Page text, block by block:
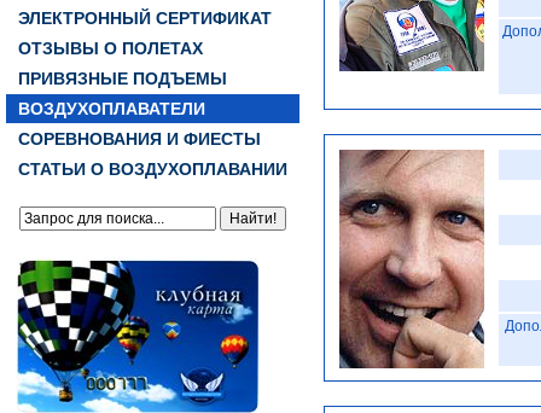
ЭЛЕКТРОННЫЙ СЕРТИФИКАТ
ОТЗЫВЫ О ПОЛЕТАХ
ПРИВЯЗНЫЕ ПОДЪЕМЫ
ВОЗДУХОПЛАВАТЕЛИ
СОРЕВНОВАНИЯ И ФИЕСТЫ
СТАТЬИ О ВОЗДУХОПЛАВАНИИ